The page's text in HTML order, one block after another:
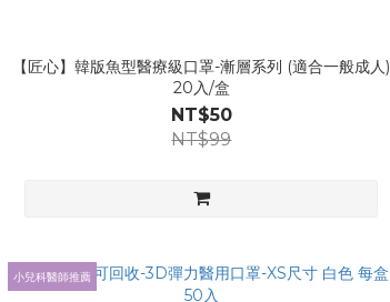
【匠心】韓版魚型醫療級口罩-漸層系列 (適合一般成人)
20入/盒
NT$50
NT$99
小兒科醫師推薦